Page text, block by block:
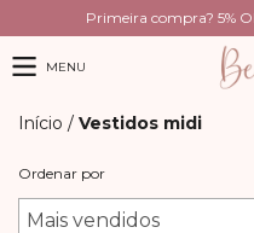
Primeira compra? 5%
MENU
Início / Vestidos midi
Ordenar por